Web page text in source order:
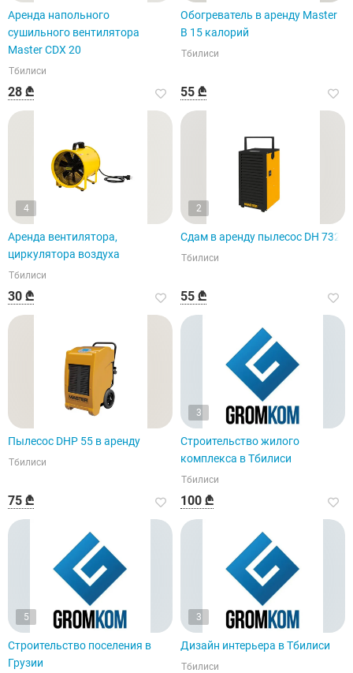
Аренда напольного
сушильного вентилятора
Master CDX 20
Тбилиси
28 ₾
Обогреватель в аренду Master
B 15 калорий
Тбилиси
55 ₾
4
Аренда вентилятора,
циркулятора воздуха
Тбилиси
30 ₾
2
Сдам в аренду пылесос DH 732.
Тбилиси
55 ₾
Пылесос DHP 55 в аренду
Тбилиси
75 ₾
3
Строительство жилого
комплекса в Тбилиси
Тбилиси
100 ₾
5
Строительство поселения в
Грузии
3
Дизайн интерьера в Тбилиси
Тбилиси